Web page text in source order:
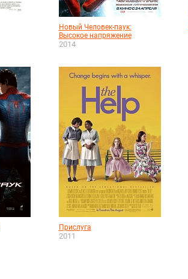
Новый Человек-паук:
Высокое напряжение
2014
Прислуга
2011